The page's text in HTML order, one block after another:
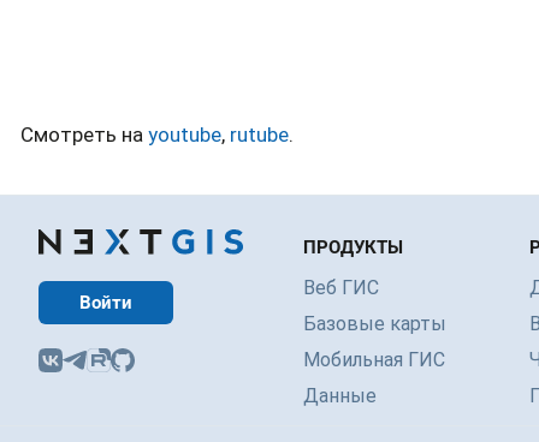
Смотреть на youtube, rutube.
Войти
ПРОДУКТЫ
Веб ГИС
Базовые карты
Мобильная ГИС
Данные